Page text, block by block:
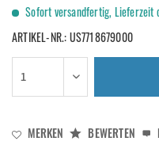
Sofort versandfertig, Lieferzeit
ARTIKEL-NR.:US7718679000
MERKEN BEWERTEN